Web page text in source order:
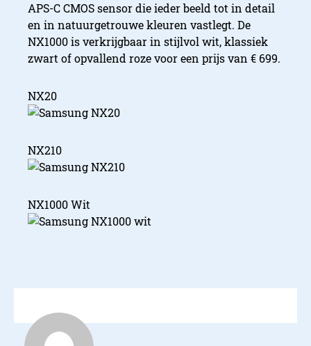
APS-C CMOS sensor die ieder beeld tot in detail
en in natuurgetrouwe kleuren vastlegt. De
NX1000 is verkrijgbaar in stijlvol wit, klassiek
zwart of opvallend roze voor een prijs van € 699.
NX20
NX210
NX1000 Wit